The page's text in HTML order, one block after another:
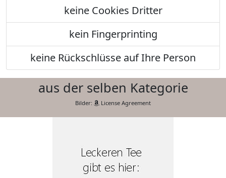
keine Cookies Dritter
kein Fingerprinting
keine Rückschlüsse auf Ihre Person
aus der selben Kategorie
Bilder: License Agreement